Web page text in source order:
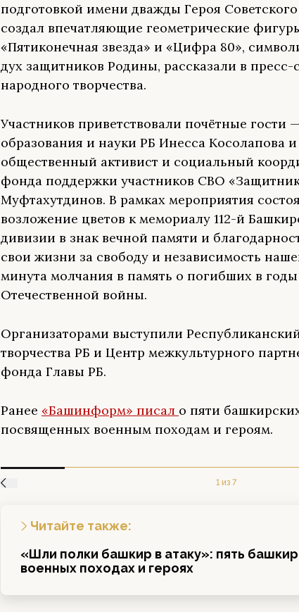
подготовкой имени дважды Героя
создал впечатляющие геометрические
«Пятиконечная звезда» и «Цифра 80»,
дух защитников Родины, рассказали в пресс-
народного творчества.
Участников приветствовали почётные гости
образования и науки РБ Инесса Косолапова
общественный активист и социальный
фонда поддержки участников СВО
Муфтахутдинов. В рамках мероприятия
возложение цветов к мемориалу 112-й
дивизии в знак вечной памяти и
свои жизни за свободу и независимость
минута молчания в память о погибших в
Отечественной войны.
Организаторами выступили
творчества РБ и Центр межкультурного
фонда Главы РБ.
Ранее «Башинформ» писал о пяти
посвященных военным походам и героям.
1 из 7
Читайте также:
«Шли полки башкир в атаку»: пять
военных походах и героях